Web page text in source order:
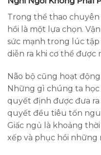
Trong thể thao
hồi là một lựa chọn.
sức mạnh trong lúc
diễn ra khi cơ thể được
Não bộ cũng hoạt
Những gì chúng ta
quyết định được đưa ra
quyết đều tiêu tốn
Giấc ngủ là khoảng
xếp và phục hồi những